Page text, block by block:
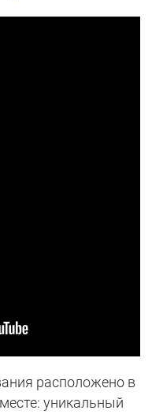
расположено в
уникальный